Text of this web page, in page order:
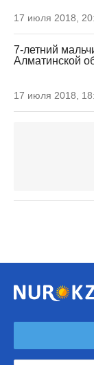
17 июля 2018,
7-летний
Алматинской
17 июля 2018,